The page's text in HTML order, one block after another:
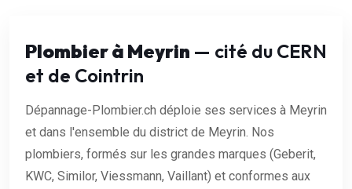
Plombier à Meyrin — cité du CERN
et de Cointrin
Dépannage-Plombier.ch déploie ses services à Meyrin
et dans l'ensemble du district de Meyrin. Nos
plombiers, formés sur les grandes marques (Geberit,
KWC, Similor, Viessmann, Vaillant) et conformes aux